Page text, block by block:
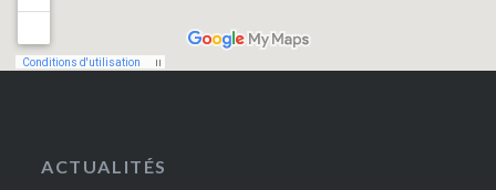
ACTUALITÉS